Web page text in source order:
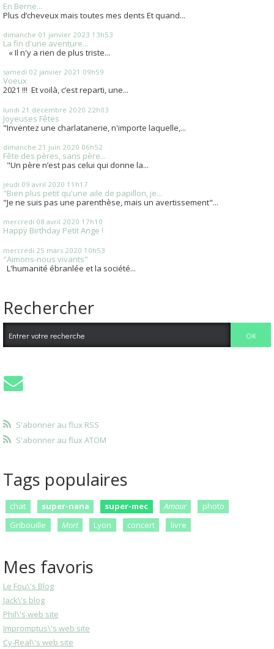
En Berne...
Plus d’cheveux mais toutes mes dents Et quand...
dimanche 01 janvier 2023 13h53
La fin d'une aventure...
« Il n'y a rien de plus triste...
samedi 02 janvier 2021 09h59
Voeux
2021 !!! Et voilà, c’est reparti, une...
lundi 21 décembre 2020 22h03
Joyeuses Fêtes
"Inventez une charlatanerie, n'importe laquelle,...
dimanche 21 juin 2020 06h52
Fête des pères, sans père...
"Un père n’est pas celui qui donne la...
jeudi 09 avril 2020 11h17
"Bien plus petit qu'une aile de papillon, je...
"Je ne suis pas une parenthèse, mais un avertissement"...
mercredi 08 avril 2020 17h10
Happy Birthday Petit Ange !
mercredi 25 mars 2020 10h53
"Aimons-nous vivants"
L'humanité ébranlée et la société...
Rechercher
S'abonner au flux RSS
S'abonner au flux ATOM
Tags populaires
chat super-nana super-mec Amour
photo
Gribouille
Mort Lyon concert livre
Mes favoris
Le Fou\'s Blog
Jack\'s blog
Phil\'s web site
Impromptus\'s web site
Cy-Real\'s web site